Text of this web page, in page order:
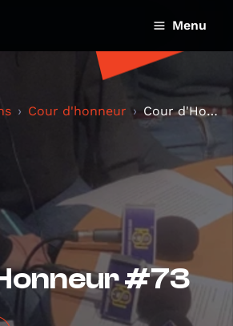
Menu
Cour d'honneur Cour d'Honneur #73
#73